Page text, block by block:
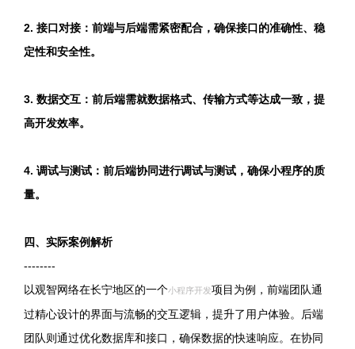
2. 接口对接：前端与后端需紧密配合，确保接口的准确性、稳
定性和安全性。
3. 数据交互：前后端需就数据格式、传输方式等达成一致，提
高开发效率。
4. 调试与测试：前后端协同进行调试与测试，确保小程序的质
量。
四、实际案例解析
--------
以观智网络在长宁地区的一个小程序开发项目为例，前端团队通
过精心设计的界面与流畅的交互逻辑，提升了用户体验。后端
团队则通过优化数据库和接口，确保数据的快速响应。在协同